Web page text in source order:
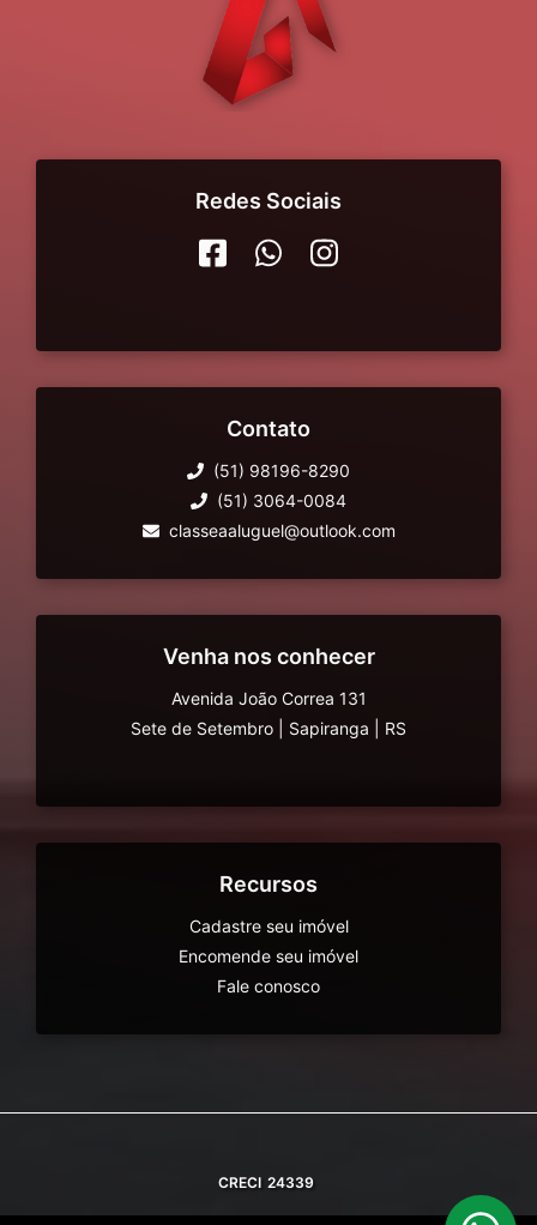
Redes Sociais
Contato
(51) 98196-8290
(51) 3064-0084
classeaaluguel@outlook.com
Venha nos conhecer
Avenida João Correa 131
Sete de Setembro
Sapiranga RS
Recursos
Cadastre seu imóvel
Encomende seu imóvel
Fale conosco
CRECI 24339